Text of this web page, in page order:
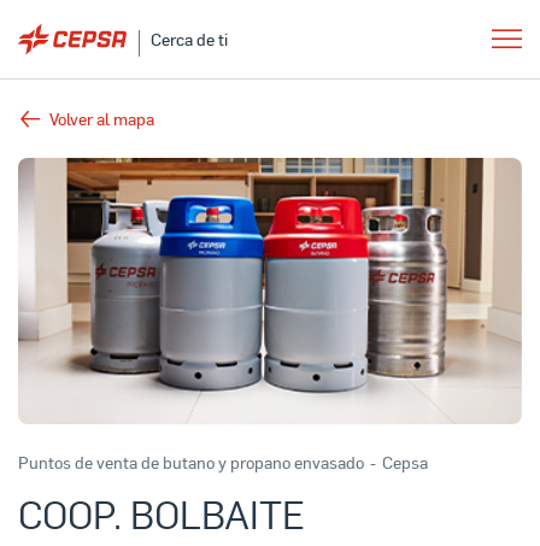
Cerca de ti
Volver al mapa
Puntos de venta de butano y propano envasado - Cepsa
COOP. BOLBAITE